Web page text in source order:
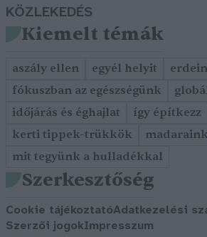
KÖZLEKEDÉS
Kiemelt témák
aszály ellen egyél helyit
fókuszban az egészségünk
időjárás és éghajlat
így építkezz
kerti tippek-trükkök
madaraink
mit tegyünk a hulladékkal
Szerkesztőség
Cookie tájékoztatóAdatkezelési
Szerzői jogokImpresszum